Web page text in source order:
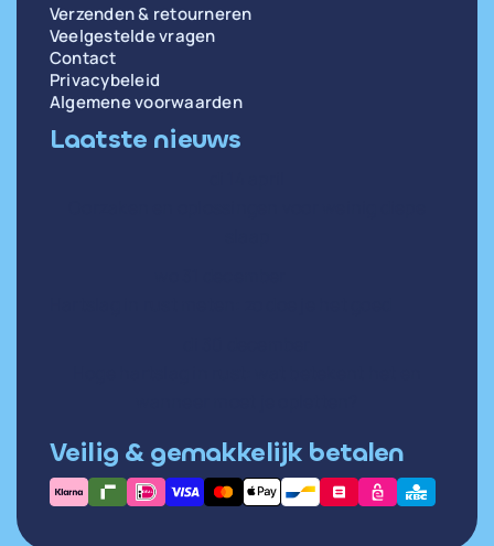
Verzenden & retourneren
Veelgestelde vragen
Contact
Privacybeleid
Algemene voorwaarden
Laatste nieuws
Veilig & gemakkelijk betalen